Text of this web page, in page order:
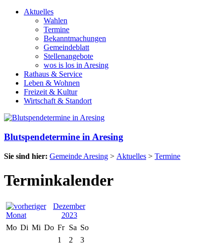
Aktuelles
Wahlen
Termine
Bekanntmachungen
Gemeindeblatt
Stellenangebote
wos is los in Aresing
Rathaus & Service
Leben & Wohnen
Freizeit & Kultur
Wirtschaft & Standort
Blutspendetermine in Aresing
Sie sind hier: Gemeinde Aresing > Aktuelles > Termine
Terminkalender
Dezember
2023
Mo Di Mi Do Fr Sa So
1
2
3